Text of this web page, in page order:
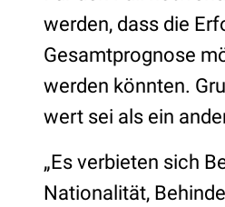
werden, dass die
Gesamtprognose
werden könnten.
wert sei als ein
„Es verbieten sich
Nationalität,